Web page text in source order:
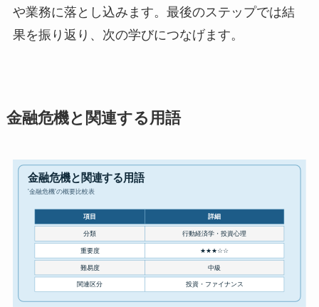
や業務に落とし込みます。最後のステップでは結
果を振り返り、次の学びにつなげます。
金融危機と関連する用語